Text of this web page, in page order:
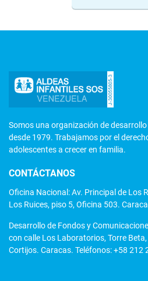
Somos una organización de
desde 1979. Trabajamos por el
adolescentes a crecer en familia.
CONTÁCTANOS
Oficina Nacional: Av. Principal de Los
Los Ruices, piso 5, Oficina 503.
Desarrollo de Fondos y
con calle Los Laboratorios, Torre
Cortijos. Caracas. Teléfonos: +58